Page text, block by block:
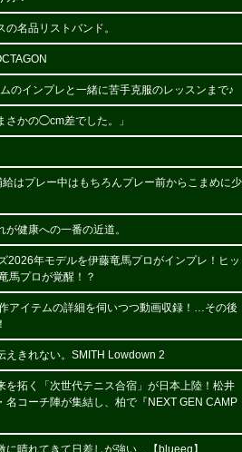
名品リストバンド。
のインプレと一緒に苦手克服のレッスンまで♪
さかの◯cm差でした。」
給はプレー中はもちろんプレー前からこまめに少
健康への一番の近道。
2026年モデルを伊藤竜馬プロがインプレ！ヒッ
馬プロが覚醒！？
アイテムの詳細を伺いつつ動画収録！…その後
えきれない。SMITH Lowdown 2
を拓く「次世代テニス合宿」が日本上陸！松井
名コーチ陣が集結し、柏で『NEXT GEN CAMP
晴れてきて日差しが強い…【blueeq】